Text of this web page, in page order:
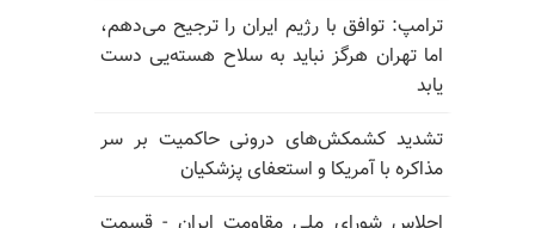
ترامپ: توافق با رژیم ایران را ترجیح می‌دهم،
اما تهران هرگز نباید به سلاح هسته‌یی دست
یابد
تشدید کشمکش‌های درونی حاکمیت بر سر
مذاکره با آمریکا و استعفای پزشکیان